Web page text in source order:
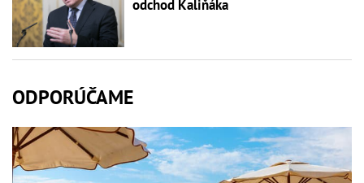
odchod Kaliňáka
ODPORÚČAME